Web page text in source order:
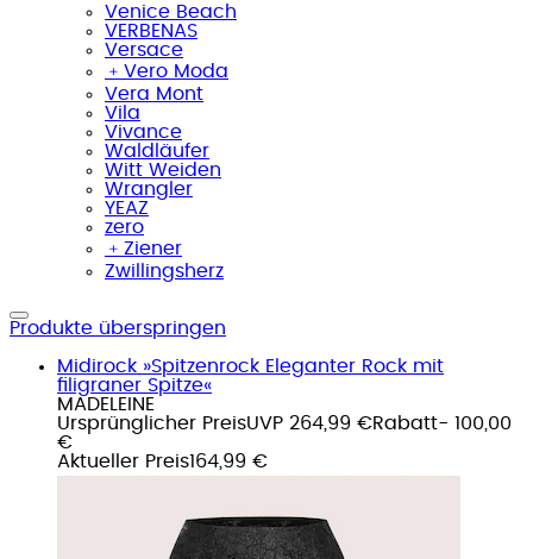
Venice Beach
VERBENAS
Versace
﹢ Vero Moda
Vera Mont
Vila
Vivance
Waldläufer
Witt Weiden
Wrangler
YEAZ
zero
﹢ Ziener
Zwillingsherz
Produkte überspringen
Midirock »Spitzenrock Eleganter Rock mit
filigraner Spitze«
MADELEINE
Ursprünglicher PreisUVP 264,99 €Rabatt- 100,00
€
Aktueller Preis164,99 €